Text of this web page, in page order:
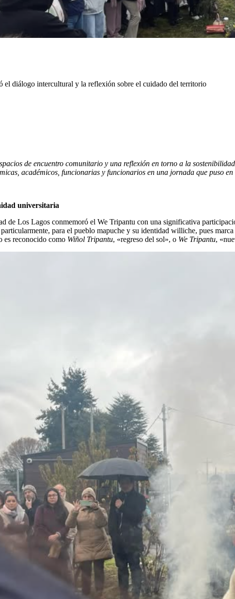
el diálogo intercultural y la reflexión sobre el cuidado del territorio
de encuentro comunitario y una reflexión en torno a la
académicos, funcionarias y funcionarios en una jornada que puso
universitaria
de Los Lagos conmemoró el We Tripantu con una significativa
para el pueblo mapuche y su identidad williche, pues
es reconocido como Wiñol Tripantu, «regreso del sol», o We Tripantu,